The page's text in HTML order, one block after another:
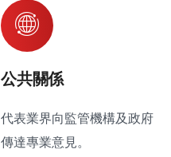
公共關係
代表業界向監管機構及政府
傳達專業意見。